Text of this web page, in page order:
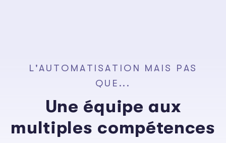
L'AU T O MAT I SAT I O N MA I S PAS
QU E .. .
Une équipe aux
multiples compétences